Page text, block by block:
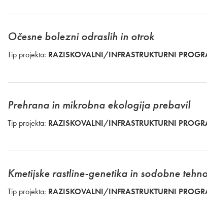
Očesne bolezni odraslih in otrok
Tip projekta: RAZISKOVALNI/INFRASTRUKTURNI
Prehrana in mikrobna ekologija prebavil
Tip projekta: RAZISKOVALNI/INFRASTRUKTURNI
Kmetijske rastline-genetika in sodobne
Tip projekta: RAZISKOVALNI/INFRASTRUKTURNI